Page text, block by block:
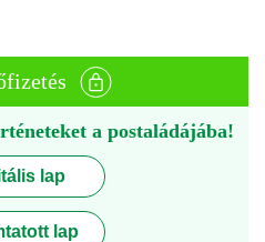
a postaládájába!
lap
lap